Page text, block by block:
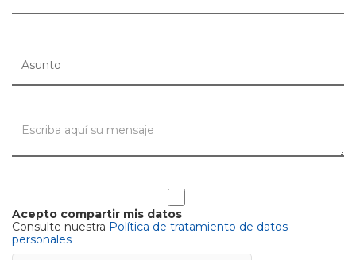
Acepto compartir mis datos
Consulte nuestra Política de tratamiento de datos
personales